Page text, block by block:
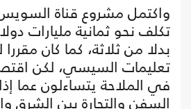
واكتمل مشروع قناة
تكلف نحو ثمانية مليارات
بدلا من ثلاثة، كما كان مقررا
تعليمات السيسي، لكن
في الملاحة يتساءلون عما
السفن والتجارة بين الشرق